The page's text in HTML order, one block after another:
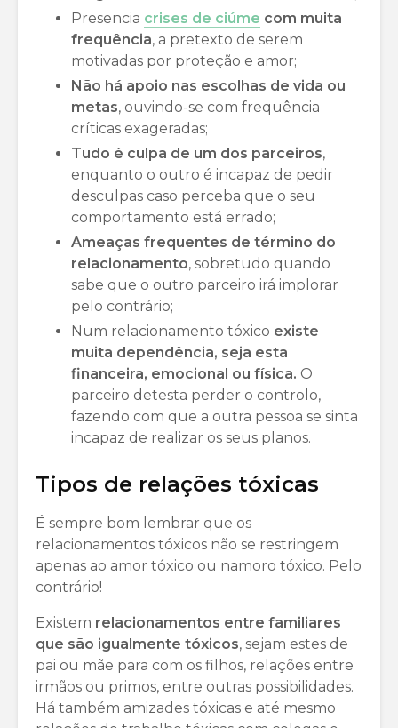
Presencia crises de ciúme com muita
frequência, a pretexto de serem
motivadas por proteção e amor;
Não há apoio nas escolhas de vida ou
metas, ouvindo-se com frequência
críticas exageradas;
Tudo é culpa de um dos parceiros,
enquanto o outro é incapaz de pedir
desculpas caso perceba que o seu
comportamento está errado;
Ameaças frequentes de término do
relacionamento, sobretudo quando
sabe que o outro parceiro irá implorar
pelo contrário;
Num relacionamento tóxico existe
muita dependência, seja esta
financeira, emocional ou física. O
parceiro detesta perder o controlo,
fazendo com que a outra pessoa se sinta
incapaz de realizar os seus planos.
Tipos de relações tóxicas
É sempre bom lembrar que os
relacionamentos tóxicos não se restringem
apenas ao amor tóxico ou namoro tóxico. Pelo
contrário!
Existem relacionamentos entre familiares
que são igualmente tóxicos, sejam estes de
pai ou mãe para com os filhos, relações entre
irmãos ou primos, entre outras possibilidades.
Há também amizades tóxicas e até mesmo